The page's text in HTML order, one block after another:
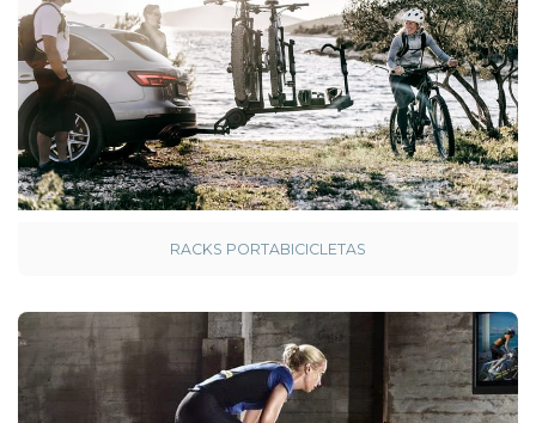
RACKS PORTABICICLETAS